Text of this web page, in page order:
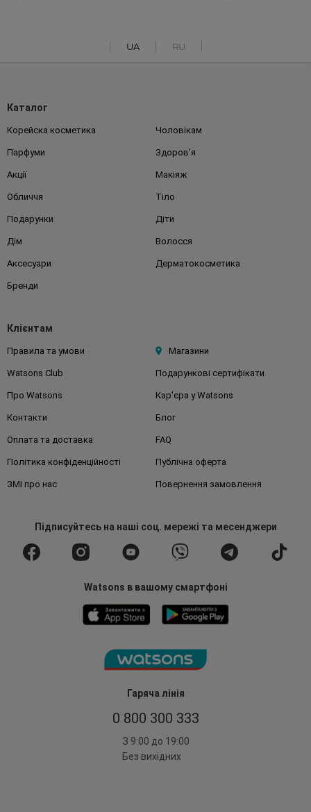
UA RU
Гаряча лінія
0 800 300 333
З 9:00 до 19:00
Без вихідних
Каталог
Корейска косметика Чоловікам
Парфуми Здоров'я
Акції Макіяж
Обличчя Тіло
Подарунки Діти
Дім Волосся
Аксесуари Дерматокосметика
Бренди
Клієнтам
Правила та умови Магазини
Watsons Club Подарункові сертифікати
Про Watsons Кар'єра у Watsons
Контакти Блог
Оплата та доставка FAQ
Політика конфіденційності Публічна оферта
ЗМІ про нас Повернення замовлення
Підписуйтесьна наші соц. мережі та месенджери
Watsons в вашому смартфоні